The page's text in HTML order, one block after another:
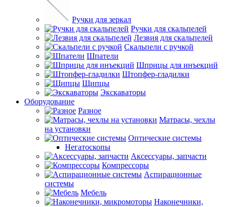
Ручки для зеркал
Ручки для скальпелей
Лезвия для скальпелей
Скальпели с ручкой
Шпатели
Шприцы для инъекций
Штопфер-гладилки
Щипцы
Экскаваторы
Оборудование
Разное
Матрасы, чехлы
на установки
Оптические системы
Негатоскопы
Аксессуары, запчасти
Компрессоры
Аспирационные
системы
Мебель
Наконечники,